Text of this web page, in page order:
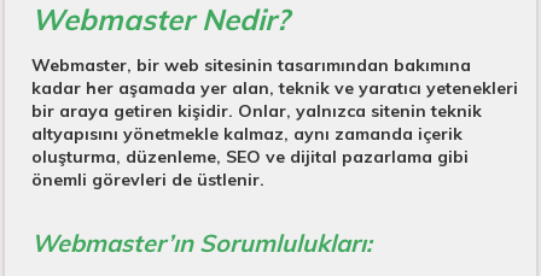
a
i
i
Webmaster Nedir?
Webmaster, bir web sitesinin tasarımından bakımına
kadar her aşamada yer alan, teknik ve yaratıcı yetenekleri
bir araya getiren kişidir. Onlar, yalnızca sitenin teknik
altyapısını yönetmekle kalmaz, aynı zamanda içerik
oluşturma, düzenleme, SEO ve dijital pazarlama gibi
önemli görevleri de üstlenir.
Webmaster’ın Sorumlulukları: